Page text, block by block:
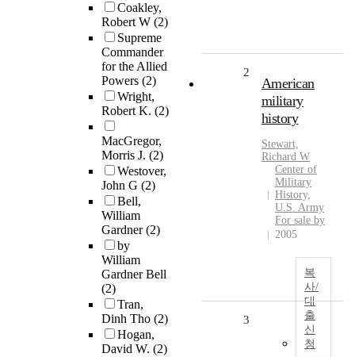
Coakley,
Robert W (2)
Supreme
Commander
for the Allied
Powers (2)
Wright,
Robert K. (2)
MacGregor,
Morris J. (2)
Westover,
John G (2)
Bell,
William
Gardner(2)
by
William
Gardner Bell
(2)
Tran,
Dinh Tho (2)
Hogan,
David W. (2)
2
American
military
history
Stewart,
Richard W
Center of
Military
History,
U.S. Army
For sale by
2005
복
사/
대
출
신
청
3